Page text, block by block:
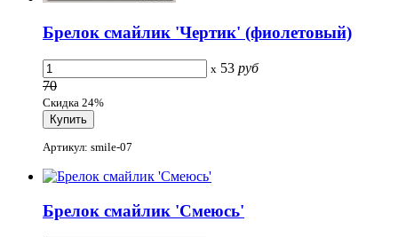
Брелок смайлик 'Чертик' (фиолетовый)
x 53 руб
70
Скидка 24%
Артикул: smile-07
Брелок смайлик 'Смеюсь'